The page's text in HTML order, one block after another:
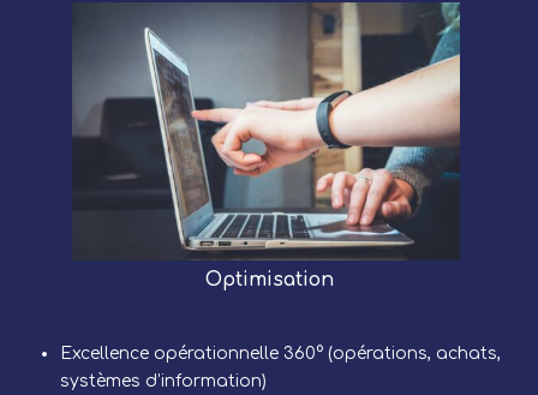
Optimisation
Excellence opérationnelle 360° (opérations, achats,
systèmes d’information)